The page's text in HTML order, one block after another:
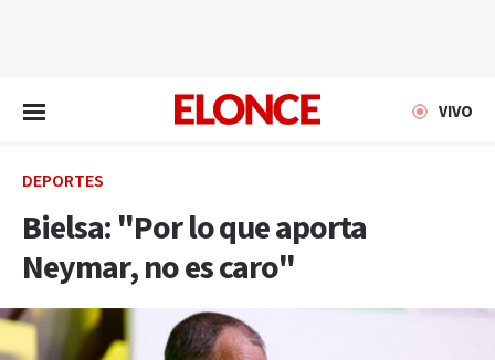
VIVO
DEPORTES
Bielsa: "Por lo que aporta
Neymar, no es caro"